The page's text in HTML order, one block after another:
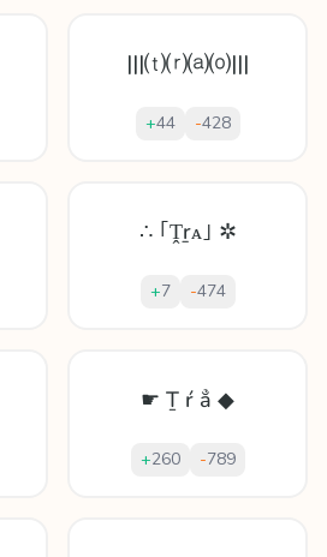
|||⒯⒭⒜⒪|||
+44 -428
∴ ｢Ṱṟᴀ｣ ✲
+7 -474
☛ Ṯ ŕ ẳ ◆
+260 -789